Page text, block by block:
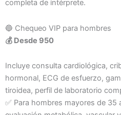
completa de intérprete.
🔵 Chequeo VIP para hombres
💰 Desde 950
Incluye consulta cardiológica,
hormonal, ECG de esfuerzo,
tiroidea, perfil de laboratorio
✅ Para hombres mayores de 35